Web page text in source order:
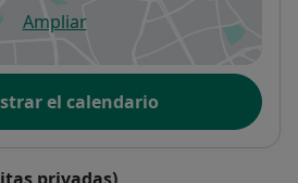
Ampliarse abre en una nueva
el calendario